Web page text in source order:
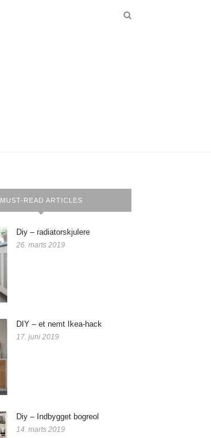
MUST-READ ARTICLES
Diy – radiatorskjulere
26. marts 2019
DIY – et nemt Ikea-hack
17. juni 2019
Diy – Indbygget bogreol
14. marts 2019